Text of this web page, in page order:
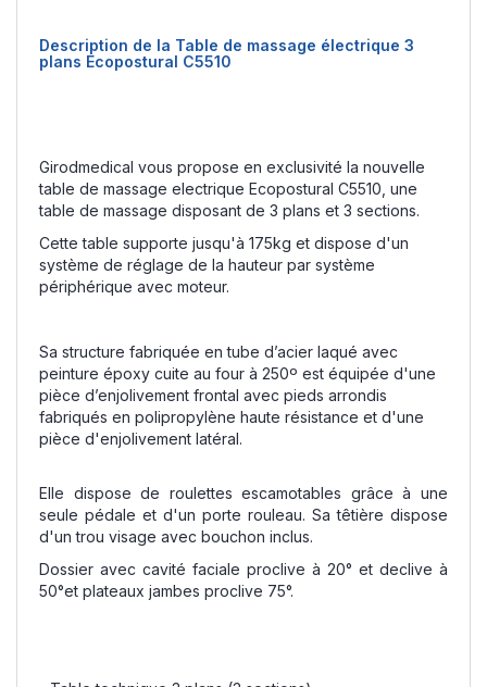
Description de la Table de massage électrique 3
plans Ecopostural C5510
Girodmedical vous propose en exclusivité la nouvelle
table de massage electrique Ecopostural C5510, une
table de massage disposant de 3 plans et 3 sections.
Cette table supporte jusqu'à 175kg et dispose d'un
système de réglage de la hauteur par système
périphérique avec moteur.
Sa structure fabriquée en tube d’acier laqué avec
peinture époxy cuite au four à 250º est équipée d'une
pièce d’enjolivement frontal avec pieds arrondis
fabriqués en polipropylène haute résistance et d'une
pièce d'enjolivement latéral.
Elle dispose de roulettes escamotables grâce à une
seule pédale et d'un porte rouleau. Sa têtière dispose
d'un trou visage avec bouchon inclus.
Dossier avec cavité faciale proclive à 20° et declive à
50°et plateaux jambes proclive 75°.